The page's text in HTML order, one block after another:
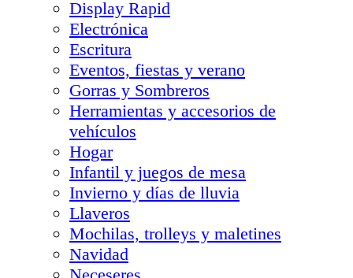
Display Rapid
Electrónica
Escritura
Eventos, fiestas y verano
Gorras y Sombreros
Herramientas y accesorios de
vehículos
Hogar
Infantil y juegos de mesa
Invierno y días de lluvia
Llaveros
Mochilas, trolleys y maletines
Navidad